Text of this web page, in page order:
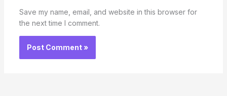
Save my name, email, and website in this browser for
the next time I comment.